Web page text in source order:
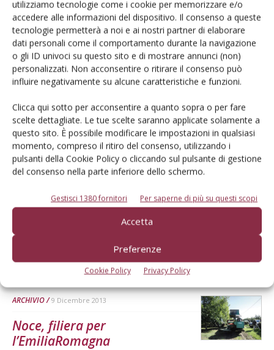
utilizziamo tecnologie come i cookie per memorizzare e/o
accedere alle informazioni del dispositivo. Il consenso a queste
tecnologie permetterà a noi e ai nostri partner di elaborare
dati personali come il comportamento durante la navigazione
o gli ID univoci su questo sito e di mostrare annunci (non)
personalizzati. Non acconsentire o ritirare il consenso può
influire negativamente su alcune caratteristiche e funzioni.
Clicca qui sotto per acconsentire a quanto sopra o per fare
scelte dettagliate. Le tue scelte saranno applicate solamente a
questo sito. È possibile modificare le impostazioni in qualsiasi
momento, compreso il ritiro del consenso, utilizzando i
pulsanti della Cookie Policy o cliccando sul pulsante di gestione
del consenso nella parte inferiore dello schermo.
Gestisci 1380 fornitori Per saperne di più su questi scopi
Accetta
Preferenze
Cookie Policy Privacy Policy
ARCHIVIO 16 Dicembre 2015
Non farti sfuggire questa
offerta unica per il Natale
2015!
approfondimenti operativi indispensabili per la tua professione.
Redazione Frutticoltura
AGRUMI 10 Gennaio 2014
Agrumi, dalla botanica al
salutismo
Il quindicesimo titolo della collana “Coltura&Cultura” presentato
Di Marianna Martorana, Terra e Vita
ARCHIVIO 9 Dicembre 2013
Noce, filiera per
l’EmiliaRomagna